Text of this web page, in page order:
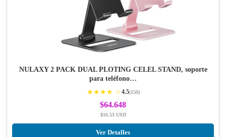
NULAXY 2 PACK DUAL PLOTING CELEL STAND, soporte
para teléfono…
★★★★ ☆4.5(150)
$64.648
$16.53 USD
Ver Detalles